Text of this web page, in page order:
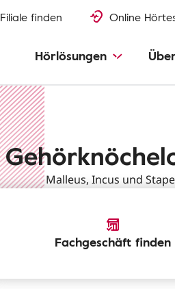
Filiale finden Online
Hörlösungen
Malleus, Incus und
Fachgeschäft finden